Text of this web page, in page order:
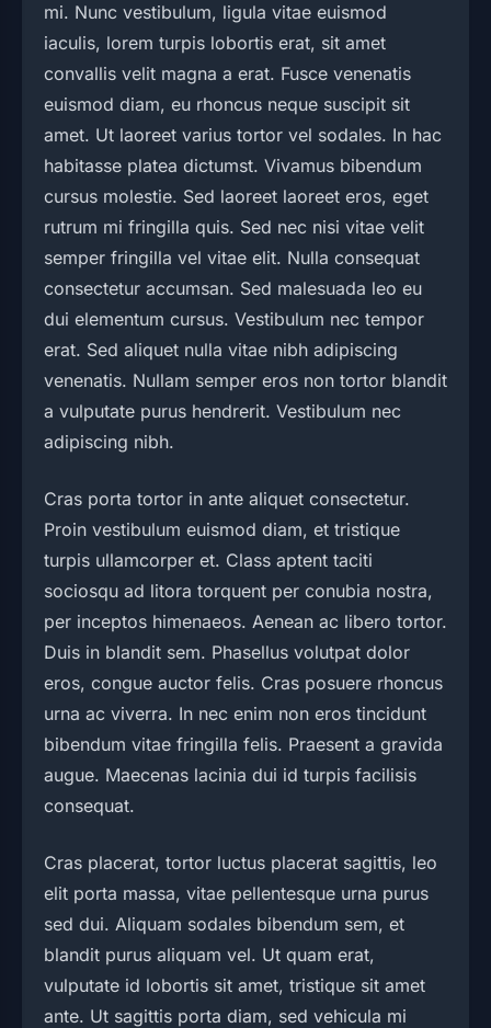
mi. Nunc vestibulum, ligula vitae euismod
iaculis, lorem turpis lobortis erat, sit amet
convallis velit magna a erat. Fusce venenatis
euismod diam, eu rhoncus neque suscipit sit
amet. Ut laoreet varius tortor vel sodales. In hac
habitasse platea dictumst. Vivamus bibendum
cursus molestie. Sed laoreet laoreet eros, eget
rutrum mi fringilla quis. Sed nec nisi vitae velit
semper fringilla vel vitae elit. Nulla consequat
consectetur accumsan. Sed malesuada leo eu
dui elementum cursus. Vestibulum nec tempor
erat. Sed aliquet nulla vitae nibh adipiscing
venenatis. Nullam semper eros non tortor blandit
a vulputate purus hendrerit. Vestibulum nec
adipiscing nibh.
Cras porta tortor in ante aliquet consectetur.
Proin vestibulum euismod diam, et tristique
turpis ullamcorper et. Class aptent taciti
sociosqu ad litora torquent per conubia nostra,
per inceptos himenaeos. Aenean ac libero tortor.
Duis in blandit sem. Phasellus volutpat dolor
eros, congue auctor felis. Cras posuere rhoncus
urna ac viverra. In nec enim non eros tincidunt
bibendum vitae fringilla felis. Praesent a gravida
augue. Maecenas lacinia dui id turpis facilisis
consequat.
Cras placerat, tortor luctus placerat sagittis, leo
elit porta massa, vitae pellentesque urna purus
sed dui. Aliquam sodales bibendum sem, et
blandit purus aliquam vel. Ut quam erat,
vulputate id lobortis sit amet, tristique sit amet
ante. Ut sagittis porta diam, sed vehicula mi